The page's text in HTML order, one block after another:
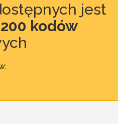
jest
kodów
: